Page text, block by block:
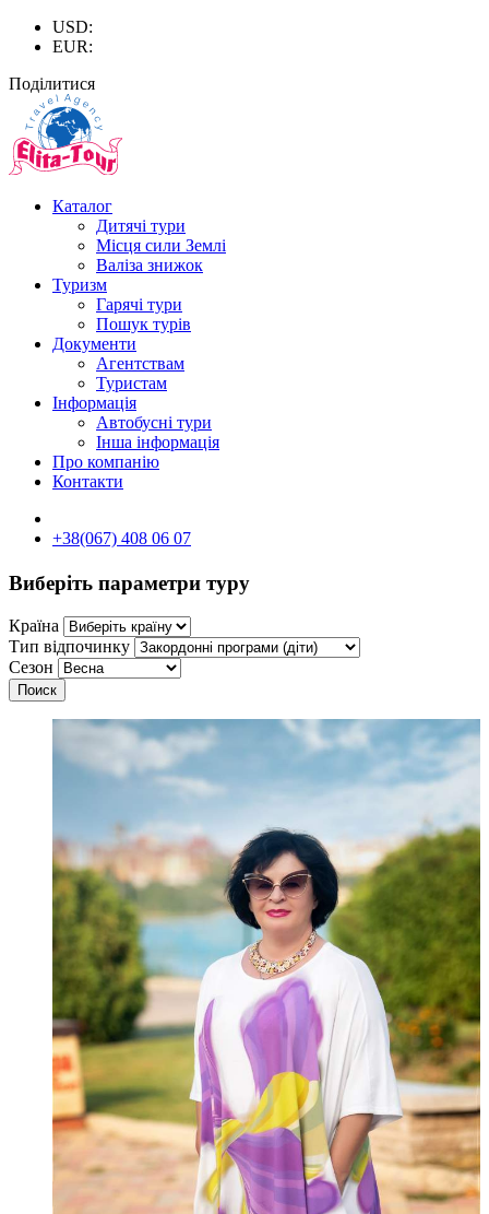
USD:
EUR:
Поділитися
Каталог
Дитячі тури
Місця сили Землі
Валіза знижок
Туризм
Гарячі тури
Пошук турів
Документи
Агентствам
Туристам
Інформація
Автобусні тури
Інша інформація
Про компанію
Контакти
+38(067) 408 06 07
Виберіть параметри туру
Країна
Тип відпочинку
Сезон